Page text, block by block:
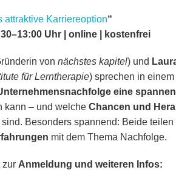
attraktive Karriereoption“
Uhr | online | kostenfrei
von nächstes kapitel) und
für Lerntherapie) sprechen in
eine
kann – und welche Chancen und
Besonders spannend: Beide teilen
mit dem Thema Nachfolge.
zur Anmeldung und weiteren Infos: